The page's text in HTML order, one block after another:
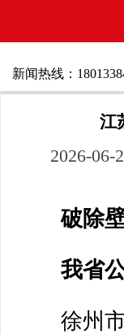
新闻热线：
江
2026-06-
破除
我省
徐州市